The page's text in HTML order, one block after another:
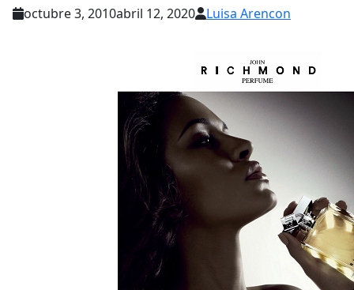
octubre 3, 2010abril 12, 2020 Luisa Arencon